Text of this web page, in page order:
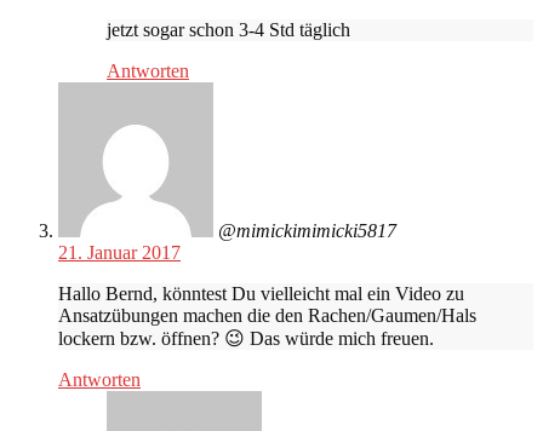
jetzt sogar schon 3-4 Std täglich
Antworten
@mimickimimicki5817
21. Januar 2017
Hallo Bernd, könntest Du vielleicht mal ein Video zu
Ansatzübungen machen die den Rachen/Gaumen/Hals
lockern bzw. öffnen? 😉 Das würde mich freuen.
Antworten